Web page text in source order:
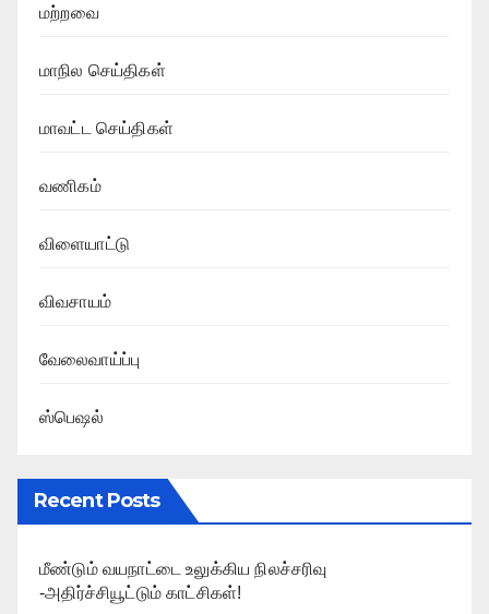
மற்றவை
மாநில செய்திகள்
மாவட்ட செய்திகள்
வணிகம்
விளையாட்டு
விவசாயம்
வேலைவாய்ப்பு
ஸ்பெஷல்
Recent Posts
மீண்டும் வயநாட்டை உலுக்கிய நிலச்சரிவு
-அதிர்ச்சியூட்டும் காட்சிகள்!